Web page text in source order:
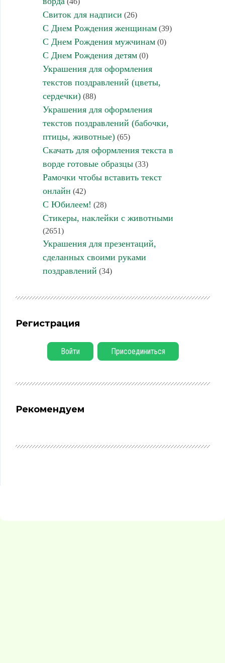
Свиток для надписи (26)
С Днем Рождения женщинам(39)
С Днем Рождения мужчинам(0)
С Днем Рождения детям(0)
Украшения для оформления
текстов поздравлений (цветы,
сердечки)(88)
Украшения для оформления
текстов поздравлений (бабочки,
птицы, животные)(65)
Скачать для оформления текста в
ворде готовые образцы(33)
Рамочки чтобы вставить текст
онлайн (42)
С Юбилеем! (28)
Стикеры, наклейки с животными
(2651)
Украшения для презентаций,
сделанных своими руками
поздравлений (34)
Регистрация
Войти Присоединиться
Рекомендуем